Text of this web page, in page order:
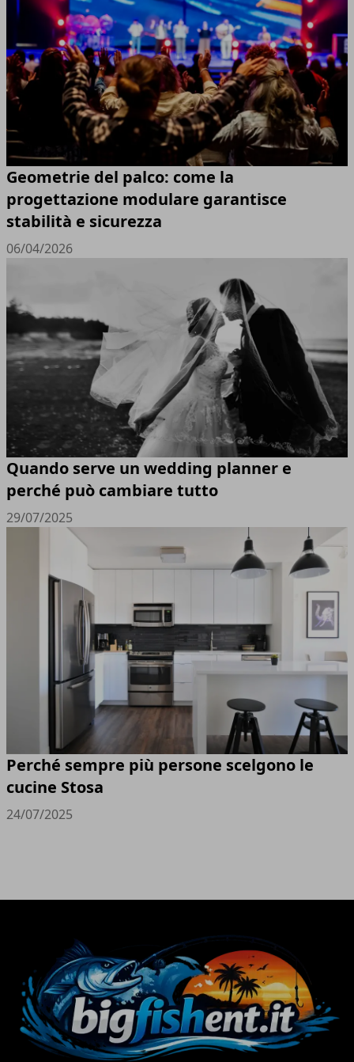
Geometrie del palco: come la
progettazione modulare garantisce
stabilità e sicurezza
06/04/2026
Quando serve un wedding planner e
perché può cambiare tutto
29/07/2025
Perché sempre più persone scelgono le
cucine Stosa
24/07/2025